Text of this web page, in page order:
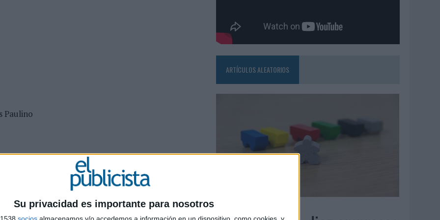
Su privacidad es importante para nosotros
socios almacenamos y/o accedemos a información en un dispositivo, como cookies, y
Paulino
Ramos
ARTÍCULOS ALEATORIOS